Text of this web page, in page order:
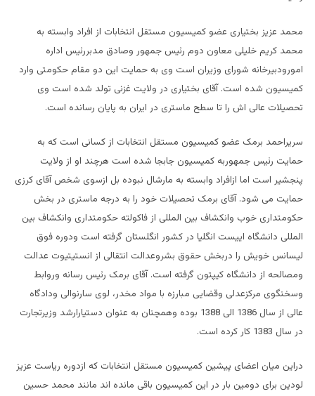
محمد عزیز بختیاری عضو کمیسیون مستقل انتخابات از افراد وابسته به
محمد کریم خلیلی معاون دوم رئیس جمهور وصادق مدبررئیس اداره
امورودبیرخانه شورای وزیران است وی به حمایت این دو مقام حکومتی وارد
کمیسیون شده است. آقای بختیاری در ولایت غزنی تولد شده است وی
تحصیلات عالی اش را تا سطح ماستری در ایران به پایان رسانده است.
سریراحمد برمک عضو کمیسیون مستقل انتخابات از کسانی است که به
حمایت رئیس جمهوربه کمیسیون جابجا شده است هرچند او از ولایت
پنجشیر است اما ازافراد وابسته به مارشال نبوده بل ازسوی شخص آقای کرزی
حمایت می شود. آقای برمک تحصیلات خود را به درجه ماستری در بخش
حکومتداری خوب وانکشاف بین المللی از فاکولته حکومتداری وانکشاف بین
المللی دانشگاه اییست انگلیا در کشور انگلستان گرفته است ودوره فوق
ليسانس خویش را دربخش حقوق بشروعدالت انتقالی از انستیتيوت عدالت
ومصالحه از دانشگاه کیپتون گرفته است. آقای برمک رئیس رسانه وروابط
وسخنگوی مرکزعدلی وقضایی مبارزه با مواد مخدر، لوی سارنوالی ودادگاه
عالی از سال 1386 الی 1388 بوده وهمچنان به عنوان دستیارارشد وزیرتجارت
در سال 1383 کار کرده است.
دراین میان اعضای پیشین کمیسیون مستقل انتخابات که ازدوره ریاست عزیز
لودین برای دومین بار در این کمیسیون باقی مانده اند مانند محمد حسین